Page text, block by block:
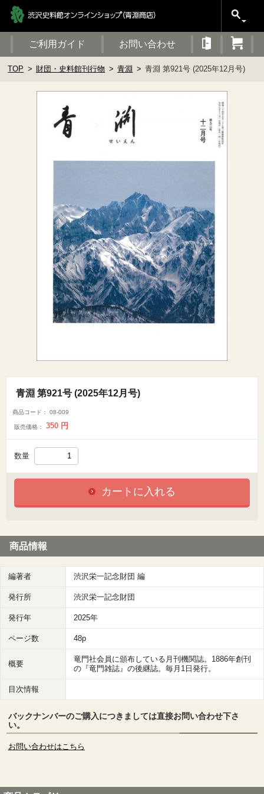
ご利用ガイド お問い合わせ
TOP 財団・史料館刊行物 青淵 青淵 第921号 (2025年12月号)
青淵 第921号 (2025年12月号)
商品コード：08-009
販売価格： 350 円
数量
カートに入れる
商品情報
編著者 渋沢栄一記念財団 編
発行所 渋沢栄一記念財団
発行年 2025年
ページ数 48p
概要
竜門社会員に頒布している月刊機関誌。1886年創刊
の『竜門雑誌』の後継誌。毎月1日発行。
目次情報
バックナンバーのご購入につきましては直接お問い合わせ下さ
い。
お問い合わせはこちら